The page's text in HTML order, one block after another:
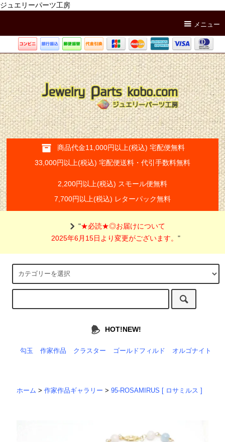
ジュエリーパーツ工房
メニュー
商品代金11,000円以上(税込) 宅配便無料
33,000円以上(税込) 宅配便送料・代引手数料無料
2,200円以上(税込) スモール便無料
7,700円以上(税込) レターパック無料
"★必読★◎お届けについて
2025年6月15日より変更がございます。"
HOT!NEW!
勾玉 作家作品 クラスター ゴールドフィルド オルゴナイト
ホーム >作家作品ギャラリー >95-ROSAMIRUS [ ロサミルス ]